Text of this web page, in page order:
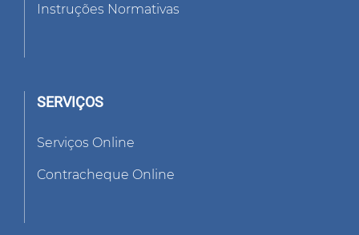
Instruções Normativas
SERVIÇOS
Serviços Online
Contracheque Online